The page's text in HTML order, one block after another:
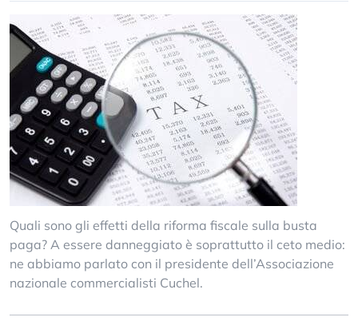
Quali sono gli effetti della riforma fiscale sulla busta
paga? A essere danneggiato è soprattutto il ceto medio:
ne abbiamo parlato con il presidente dell’Associazione
nazionale commercialisti Cuchel.